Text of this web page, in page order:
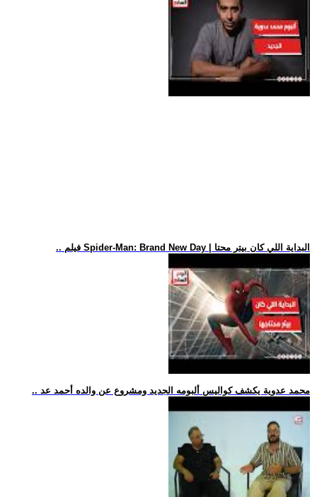
.. فيلم Spider-Man: Brand New Day | البداية اللي كان بيتر محتا
.. محمد عدوية يكشف كواليس ألبومه الجديد ومشروع عن والده أحمد عد